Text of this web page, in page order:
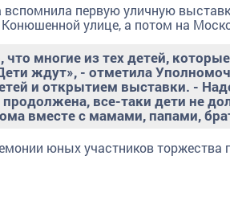
вспомнила первую уличную
улице, а потом на
что многие из тех детей,
ждут», - отметила
и открытием выставки. -
продолжена, все-таки дети не
вместе с мамами, папами,
юных участников торжества